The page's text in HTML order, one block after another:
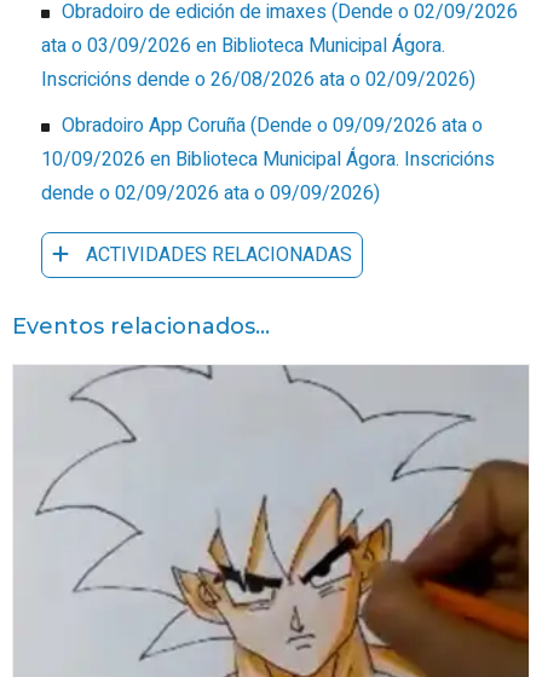
Obradoiro de edición de imaxes(Dende o 02/09/2026
ata o 03/09/2026 en Biblioteca Municipal Ágora.
Inscricións dende o 26/08/2026 ata o 02/09/2026)
Obradoiro App Coruña(Dende o 09/09/2026 ata o
10/09/2026 en Biblioteca Municipal Ágora. Inscricións
dende o 02/09/2026 ata o 09/09/2026)
ACTIVIDADES RELACIONADAS
Eventos relacionados...